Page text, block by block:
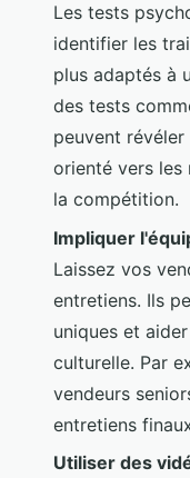
Les tests
identifier les
plus adaptés à
des tests
peuvent
orienté vers
la compétition.
Impliquer
Laissez vos
entretiens. Ils
uniques et
culturelle. Par
vendeurs
entretiens
Utiliser des